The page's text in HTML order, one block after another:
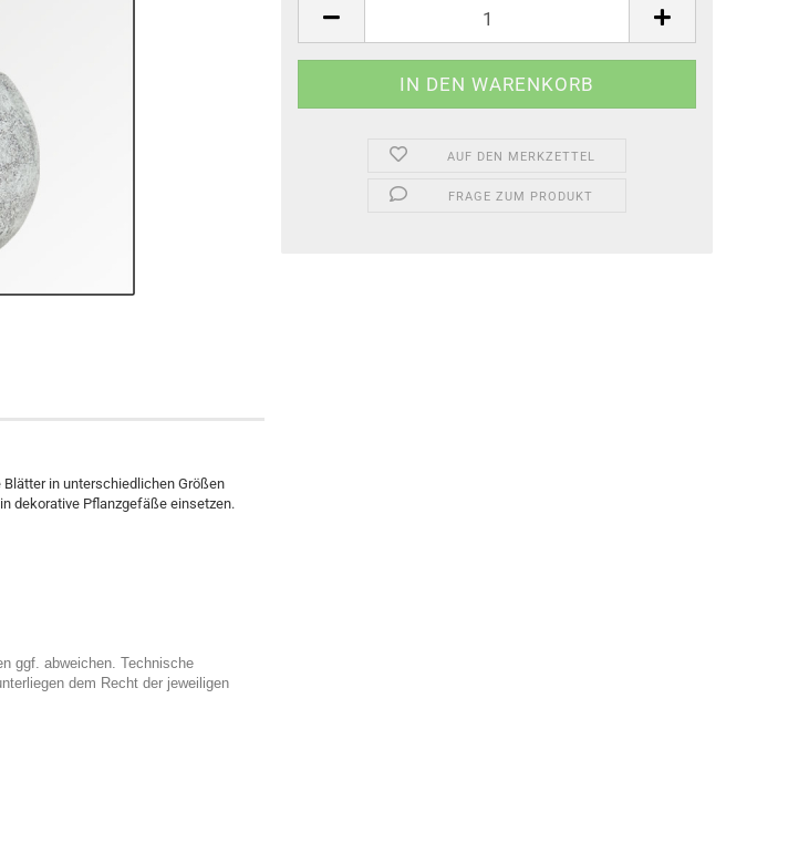
AUF DEN MERKZETTEL
FRAGE ZUM PRODUKT
in unterschiedlichen Größen
dekorative Pflanzgefäße einsetzen.
ggf. abweichen. Technische
dem Recht der jeweiligen